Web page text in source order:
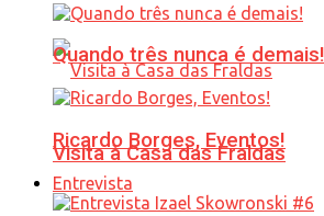
Visita à Casa das Fraldas
Quando três nunca é demais!
Ricardo Borges, Eventos!
Entrevista